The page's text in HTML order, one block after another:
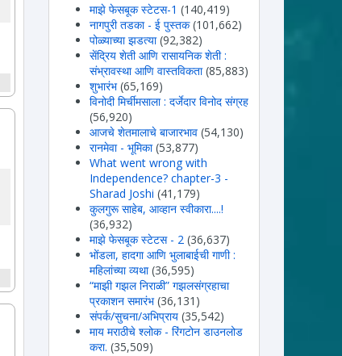
माझे फेसबूक स्टेटस-1 (140,419)
नागपुरी तडका - ई पुस्तक (101,662)
पोळ्याच्या झडत्या (92,382)
सेंद्रिय शेती आणि रासायनिक शेती :
संभ्रावस्था आणि वास्तविकता (85,883)
शुभारंभ (65,169)
विनोदी मिर्चीमसाला : दर्जेदार विनोद संग्रह
(56,920)
आजचे शेतमालाचे बाजारभाव (54,130)
रानमेवा - भूमिका (53,877)
What went wrong with
Independence? chapter-3 -
Sharad Joshi (41,179)
कुलगुरू साहेब, आव्हान स्वीकारा....!
(36,932)
माझे फेसबूक स्टेटस - 2 (36,637)
भोंडला, हादगा आणि भुलाबाईची गाणी :
महिलांच्या व्यथा (36,595)
“माझी गझल निराळी” गझलसंग्रहाचा
प्रकाशन समारंभ (36,131)
संपर्क/सुचना/अभिप्राय (35,542)
माय मराठीचे श्लोक - रिंगटोन डाउनलोड
करा. (35,509)